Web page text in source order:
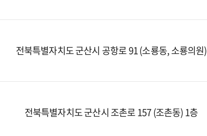
전북특별자치도 군산시 공항로 91 (소룡동, 소룡의원)
전북특별자치도 군산시 조촌로 157 (조촌동) 1층